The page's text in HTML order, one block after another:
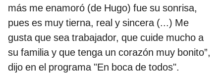
más me enamoró (de Hugo) fue su sonrisa,
pues es muy tierna, real y sincera (...) Me
gusta que sea trabajador, que cuide mucho a
su familia y que tenga un corazón muy bonito”,
dijo en el programa "En boca de todos".